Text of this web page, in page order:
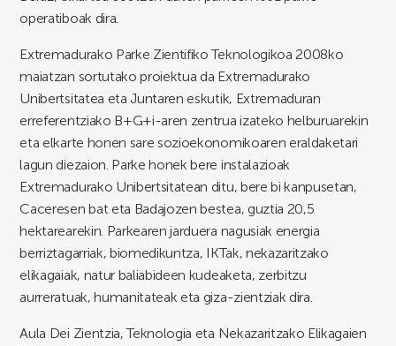
operatiboak dira.
Extremadurako Parke Zientifiko Teknologikoa 2008ko
maiatzan sortutako proiektua da Extremadurako
Unibertsitatea eta Juntaren eskutik, Extremaduran
erreferentziako B+G+i-aren zentrua izateko helburuarekin
eta elkarte honen sare sozioekonomikoaren eraldaketari
lagun diezaion. Parke honek bere instalazioak
Extremadurako Unibertsitatean ditu, bere bi kanpusetan,
Caceresen bat eta Badajozen bestea, guztia 20,5
hektarearekin. Parkearen jarduera nagusiak energia
berriztagarriak, biomedikuntza, IKTak, nekazaritzako
elikagaiak, natur baliabideen kudeaketa, zerbitzu
aurreratuak, humanitateak eta giza-zientziak dira.
Aula Dei Zientzia, Teknologia eta Nekazaritzako Elikagaien